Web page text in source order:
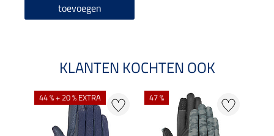
toevoegen
KLANTEN KOCHTEN OOK
44 % + 20 % EXTRA 47 %